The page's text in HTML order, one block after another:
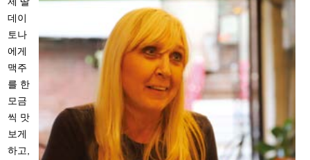
데이
토나
에게
맥주
를 한
모금
씩 맛
보게
하고,